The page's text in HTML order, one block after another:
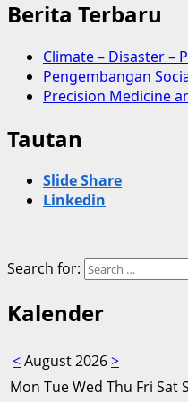
Berita Terbaru
Climate – Disaster –
Pengembangan
Precision Medicine
Tautan
Slide Share
Linkedin
Search for:
Kalender
<August 2026>
Mon TueWed Thu Fri Sat